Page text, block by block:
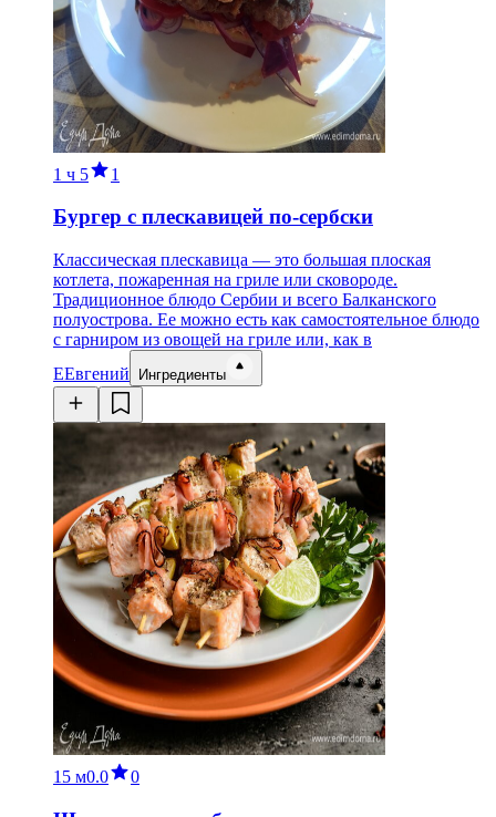
1 ч 5 1
Бургер с плескавицей по-сербски
Классическая плескавица — это большая плоская
котлета, пожаренная на гриле или сковороде.
Традиционное блюдо Сербии и всего Балканского
полуострова. Ее можно есть как самостоятельное блюдо
с гарниром из овощей на гриле или, как в
ЕЕвгений Ингредиенты
15 м0.0 0